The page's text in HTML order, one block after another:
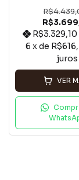
R$3.329,10
6 x de
juros
VER